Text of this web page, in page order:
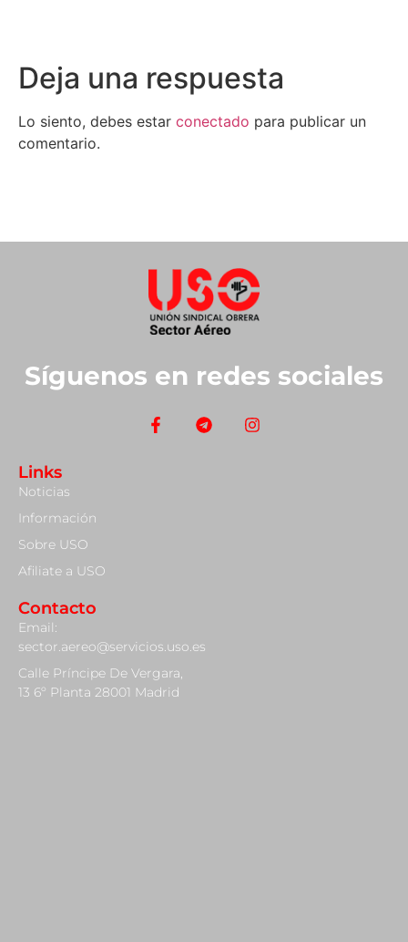
Deja una respuesta
Lo siento, debes estar conectado para publicar un
comentario.
Síguenos en redes sociales
Links
Noticias
Información
Sobre USO
Afiliate a USO
Contacto
Email:
sector.aereo@servicios.uso.es
Calle Príncipe De Vergara,
13 6º Planta 28001 Madrid